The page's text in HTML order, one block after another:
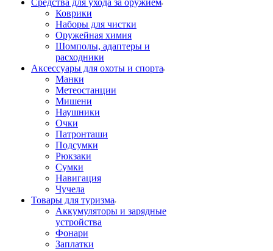
Средства для ухода за оружием
Коврики
Наборы для чистки
Оружейная химия
Шомполы, адаптеры и
расходники
Аксессуары для охоты и спорта
Манки
Метеостанции
Мишени
Наушники
Очки
Патронташи
Подсумки
Рюкзаки
Сумки
Навигация
Чучела
Товары для туризма
Аккумуляторы и зарядные
устройства
Фонари
Заплатки